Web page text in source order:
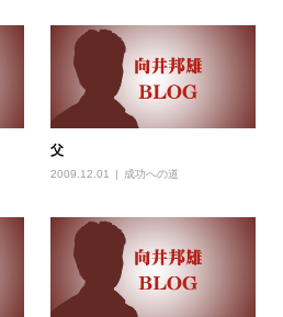
父
2009.12.01 成功への道